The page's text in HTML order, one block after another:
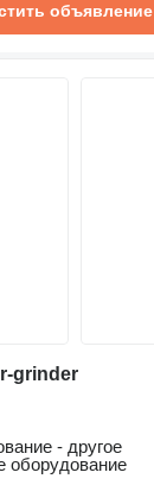
объявление
grinder
- другое
оборудование